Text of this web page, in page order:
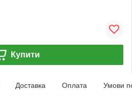
Купити
Доставка Оплата Умови